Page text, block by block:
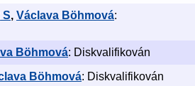
S, Václava Böhmová:
Böhmová: Diskvalifikován
Böhmová: Diskvalifikován